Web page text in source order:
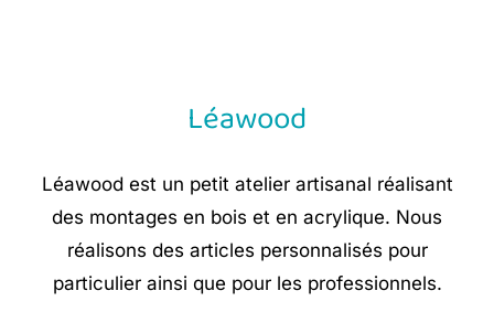
Léawood
Léawood est un petit atelier artisanal réalisant
des montages en bois et en acrylique. Nous
réalisons des articles personnalisés pour
particulier ainsi que pour les professionnels.